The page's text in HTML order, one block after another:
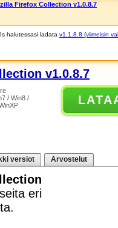
Firefox Collection v1.0.8.7
halutessasi ladata v1.1.8.8 (viimeisin
v1.0.8.7
/ Win8 /
versiot Arvostelut
eri